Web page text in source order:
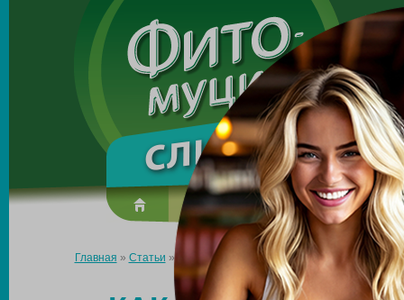
Made in the UK
О препарате Усиль эффект
Главная » Статьи »Какая еда ускоряет борьбу с лишним весом